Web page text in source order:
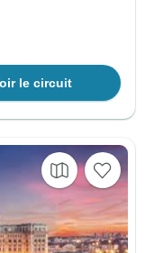
le circuit